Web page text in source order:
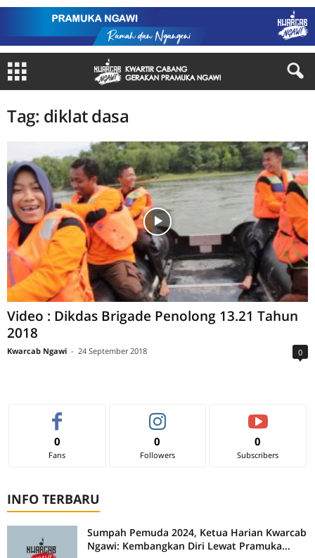
Tag: diklat dasa
Video : Dikdas Brigade Penolong 13.21 Tahun
2018
Kwarcab Ngawi - 24 September 2018 0
0
Fans
0
Followers
0
Subscribers
INFO TERBARU
Sumpah Pemuda 2024, Ketua Harian Kwarcab
Ngawi: Kembangkan Diri Lewat Pramuka...